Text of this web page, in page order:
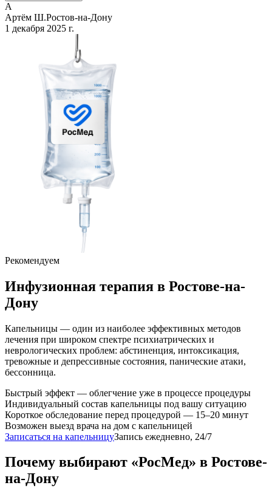
А
Артём Ш.Ростов-на-Дону
1 декабря 2025 г.
Рекомендуем
Инфузионная терапия в Ростове-на-
Дону
Капельницы — один из наиболее эффективных методов
лечения при широком спектре психиатрических и
неврологических проблем: абстиненция, интоксикация,
тревожные и депрессивные состояния, панические атаки,
бессонница.
Быстрый эффект — облегчение уже в процессе процедуры
Индивидуальный состав капельницы под вашу ситуацию
Короткое обследование перед процедурой — 15–20 минут
Возможен выезд врача на дом с капельницей
Записаться на капельницуЗапись ежедневно, 24/7
Почему выбирают «РосМед» в Ростове-
на-Дону